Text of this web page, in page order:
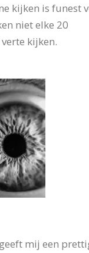
kijken is funest
niet elke 20
kijken.
mij een